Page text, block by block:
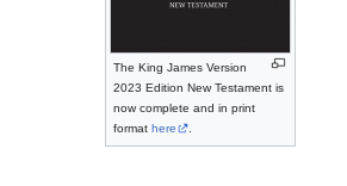
The King James Version
2023 Edition New Testament is
now complete and in print
format here .